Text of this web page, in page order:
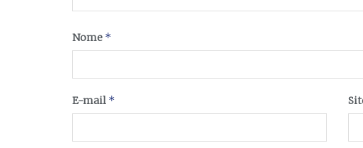
Nome *
E-mail *